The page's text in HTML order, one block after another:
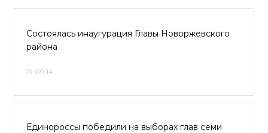
Состоялась инаугурация Главы Новоржевского
района
19.09.14
Единороссы победили на выборах глав семи